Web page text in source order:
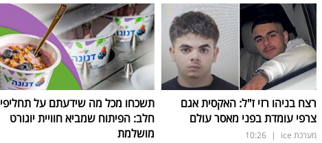
רצח בניהו רזי ז"ל: האקסית אגם
צרפי עומדת בפני מאסר עולם
מערכת ice |
10:26
תשכחו מכל מה שידעתם על תחליפי
חלב: הפיתוח שמביא חוויית יוגורט
מושלמת